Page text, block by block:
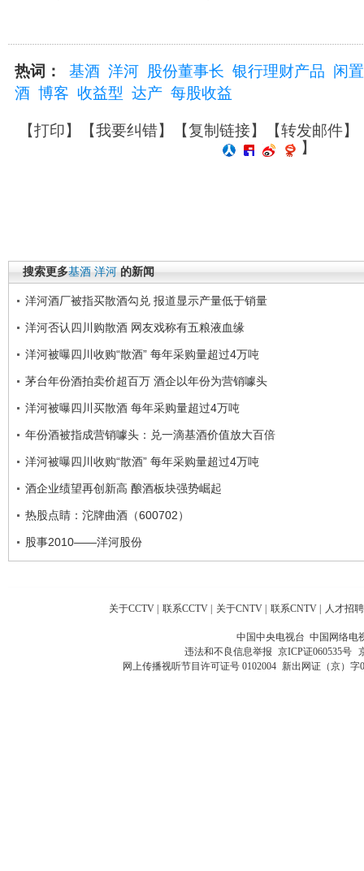
热词： 基酒 洋河 股份董事长 银行理财产品 闲
酒 博客 收益型 达产 每股收益
【打印】【我要纠错】【复制链接】【转发邮件】
】
搜索更多基酒 洋河 的新闻
洋河酒厂被指买散酒勾兑 报道显示产量低于销量
洋河否认四川购散酒 网友戏称有五粮液血缘
洋河被曝四川收购“散酒” 每年采购量超过4万吨
茅台年份酒拍卖价超百万 酒企以年份为营销噱头
洋河被曝四川买散酒 每年采购量超过4万吨
年份酒被指成营销噱头：兑一滴基酒价值放大百倍
洋河被曝四川收购“散酒” 每年采购量超过4万吨
酒企业绩望再创新高 酿酒板块强势崛起
热股点睛：沱牌曲酒（600702）
股事2010——洋河股份
关于CCTV | 联系CCTV | 关于CNTV | 联系CNTV | 人才招聘
中国中央电视台 中国网络电
违法和不良信息举报 京ICP证060535号
网上传播视听节目许可证号 0102004 新出网证（京）